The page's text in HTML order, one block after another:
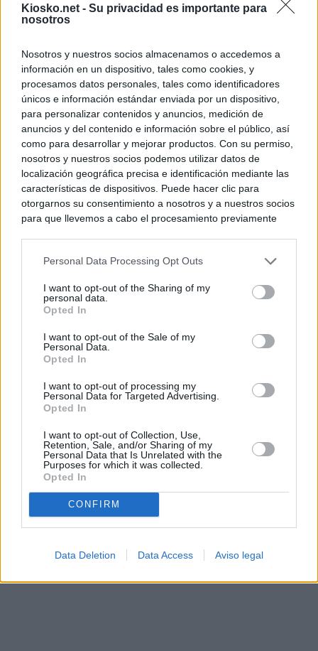
Kiosko.net - Su privacidad es importante para
nosotros
Nosotros y nuestros socios almacenamos o accedemos a
información en un dispositivo, tales como cookies, y
procesamos datos personales, tales como identificadores
únicos e información estándar enviada por un dispositivo,
para personalizar contenidos y anuncios, medición de
anuncios y del contenido e información sobre el público, así
como para desarrollar y mejorar productos. Con su permiso,
nosotros y nuestros socios podemos utilizar datos de
localización geográfica precisa e identificación mediante las
características de dispositivos. Puede hacer clic para
otorgarnos su consentimiento a nosotros y a nuestros socios
para que llevemos a cabo el procesamiento previamente
negar su consentimiento. Tenga en cuenta que algún
de su consentimiento, pero usted tiene el derecho de
rechazar tal procesamiento. Sus preferencias se aplicarán
cualquier momento entrando de nuevo en este sitio web o
visitando nuestra política de privacidad.
Personal Data Processing Opt Outs
I want to opt-out of the Sharing of my
personal data.
Opted In
I want to opt-out of the Sale of my
Personal Data.
Opted In
I want to opt-out of processing my
Personal Data for Targeted Advertising.
Opted In
I want to opt-out of Collection, Use,
Retention, Sale, and/or Sharing of my
Personal Data that Is Unrelated with the
Purposes for which it was collected.
Opted In
CONFIRM
Data Deletion Data Access Aviso legal